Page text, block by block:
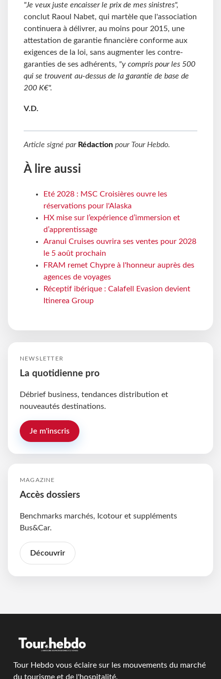
"Je veux juste encaisser le prix de mes sinistres",
conclut Raoul Nabet, qui martèle que l'association
continuera à délivrer, au moins pour 2015, une
attestation de garantie financière conforme aux
exigences de la loi, sans augmenter les contre-
garanties de ses adhérents, "y compris pour les 500
qui se trouvent au-dessus de la garantie de base de
200 K€".
V.D.
Article signé par Rédaction pour Tour Hebdo.
À lire aussi
Eté 2028 : MSC Croisières ouvre les
réservations pour l'Alaska
HX mise sur l’expérience d’immersion et
d’apprentissage
Aranui Cruises ouvrira ses ventes pour 2028
le 5 août prochain
FRAM remet Chypre à l'honneur auprès des
agences de voyages
Réceptif ibérique : Calafell Evasion devient
Itinerea Group
NEWSLETTER
La quotidienne pro
Débrief business, tendances distribution et
nouveautés destinations.
Je m'inscris
MAGAZINE
Accès dossiers
Benchmarks marchés, Icotour et suppléments
Bus&Car.
Découvrir
Tour Hebdo vous éclaire sur les mouvements du marché
du tourisme et de l'hospitalité.